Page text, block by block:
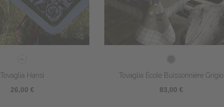
Tovaglia Hansi
26,00 €
Tovaglia École Buissonnière Grigio
83,00 €